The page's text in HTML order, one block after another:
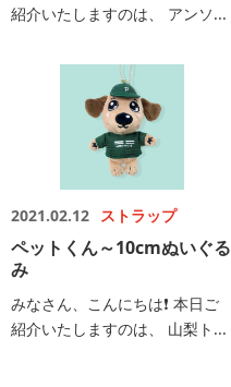
紹介いたしますのは、 アンソ...
2021.02.12 ストラップ
ペットくん～10cmぬいぐる
み
みなさん、こんにちは❗️ 本日ご
紹介いたしますのは、 山梨ト...